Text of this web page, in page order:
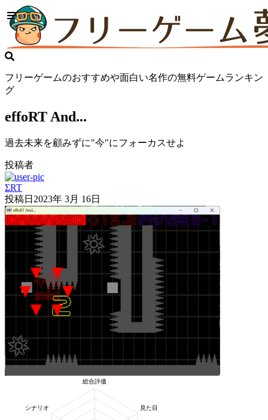
フリーゲームのおすすめや面白い名作の無料ゲームランキン
グ
effoRT And...
過去未来を顧みずに"今"にフォーカスせよ
投稿者
ΣRT
投稿日 2023年 3月 16日